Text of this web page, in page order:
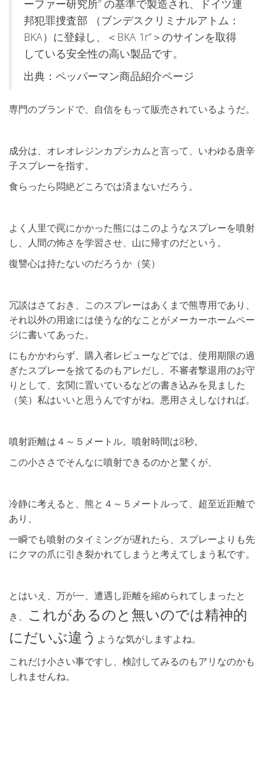
ーファー研究所” の基準で製造され、ドイツ連
邦犯罪捜査部 （ブンデスクリミナルアトム：
BKA）に登録し、＜BKA 1r”＞のサインを取得
している安全性の高い製品です。
出典：ペッパーマン商品紹介ページ
専門のブランドで、自信をもって販売されているようだ。
成分は、オレオレジンカプシカムと言って、いわゆる唐辛
子スプレーを指す。
食らったら悶絶どころでは済まないだろう。
よく人里で罠にかかった熊にはこのようなスプレーを噴射
し、人間の怖さを学習させ、山に帰すのだという。
復讐心は持たないのだろうか（笑）
冗談はさておき、このスプレーはあくまで熊専用であり、
それ以外の用途には使うな的なことがメーカーホームペー
ジに書いてあった。
にもかかわらず、購入者レビューなどでは、使用期限の過
ぎたスプレーを捨てるのもアレだし、不審者撃退用のお守
りとして、玄関に置いているなどの書き込みを見ました
（笑）私はいいと思うんですがね。悪用さえしなければ。
噴射距離は４～５メートル。噴射時間は8秒。
この小ささでそんなに噴射できるのかと驚くが、
冷静に考えると、熊と４～５メートルって、超至近距離で
あり、
一瞬でも噴射のタイミングが遅れたら、スプレーよりも先
にクマの爪に引き裂かれてしまうと考えてしまう私です。
とはいえ、万が一、遭遇し距離を縮められてしまったと
き、
これがあるのと無いのでは精神的
にだいぶ違う ような気がしますよね。
これだけ小さい事ですし、検討してみるのもアリなのかも
しれませんね。